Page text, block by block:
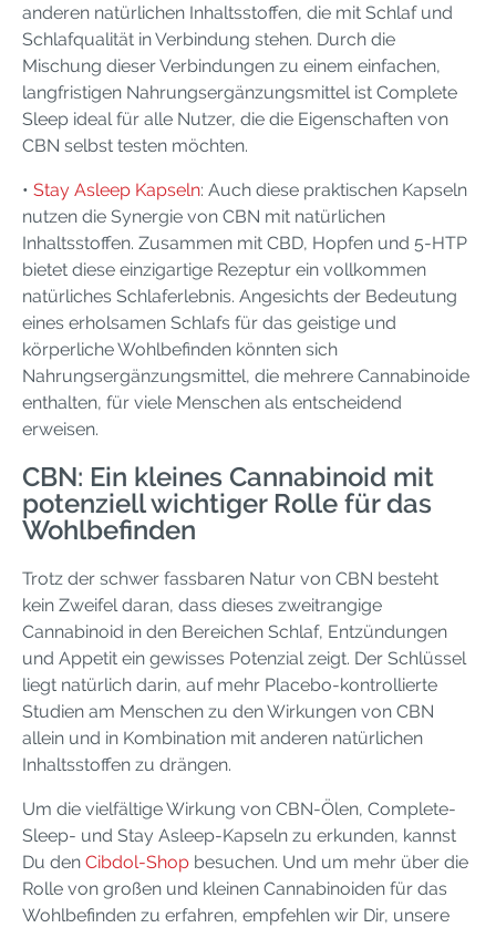
anderen natürlichen Inhaltsstoffen, die mit Schlaf und
Schlafqualität in Verbindung stehen. Durch die
Mischung dieser Verbindungen zu einem einfachen,
langfristigen Nahrungsergänzungsmittel ist Complete
Sleep ideal für alle Nutzer, die die Eigenschaften von
CBN selbst testen möchten.
• Stay Asleep Kapseln: Auch diese praktischen Kapseln
nutzen die Synergie von CBN mit natürlichen
Inhaltsstoffen. Zusammen mit CBD, Hopfen und 5-HTP
bietet diese einzigartige Rezeptur ein vollkommen
natürliches Schlaferlebnis. Angesichts der Bedeutung
eines erholsamen Schlafs für das geistige und
körperliche Wohlbefinden könnten sich
Nahrungsergänzungsmittel, die mehrere Cannabinoide
enthalten, für viele Menschen als entscheidend
erweisen.
CBN: Ein kleines Cannabinoid mit
potenziell wichtiger Rolle für das
Wohlbefinden
Trotz der schwer fassbaren Natur von CBN besteht
kein Zweifel daran, dass dieses zweitrangige
Cannabinoid in den Bereichen Schlaf, Entzündungen
und Appetit ein gewisses Potenzial zeigt. Der Schlüssel
liegt natürlich darin, auf mehr Placebo-kontrollierte
Studien am Menschen zu den Wirkungen von CBN
allein und in Kombination mit anderen natürlichen
Inhaltsstoffen zu drängen.
Um die vielfältige Wirkung von CBN-Ölen, Complete-
Sleep- und Stay Asleep-Kapseln zu erkunden, kannst
Du den Cibdol-Shop besuchen. Und um mehr über die
Rolle von großen und kleinen Cannabinoiden für das
Wohlbefinden zu erfahren, empfehlen wir Dir, unsere